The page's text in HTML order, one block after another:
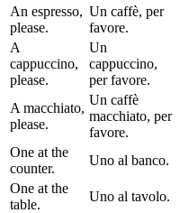
An espresso,
please.
Un caffè, per
favore.
A
cappuccino,
please.
Un
cappuccino,
per favore.
A macchiato,
please.
Un caffè
macchiato, per
favore.
One at the
counter.
Uno al banco.
One at the
table.
Uno al tavolo.